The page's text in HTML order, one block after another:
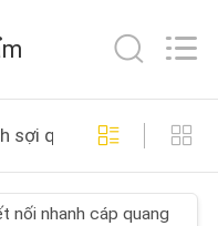
419
sợi quang
nối nhanh cáp quang